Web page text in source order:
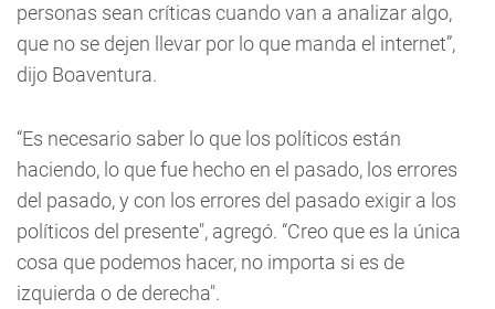
personas sean críticas cuando van a analizar algo,
que no se dejen llevar por lo que manda el internet”,
dijo Boaventura.
“Es necesario saber lo que los políticos están
haciendo, lo que fue hecho en el pasado, los errores
del pasado, y con los errores del pasado exigir a los
políticos del presente", agregó. “Creo que es la única
cosa que podemos hacer, no importa si es de
izquierda o de derecha".